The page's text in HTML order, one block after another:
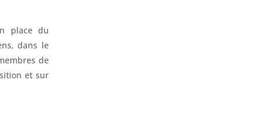
place du
dans le
de
et sur